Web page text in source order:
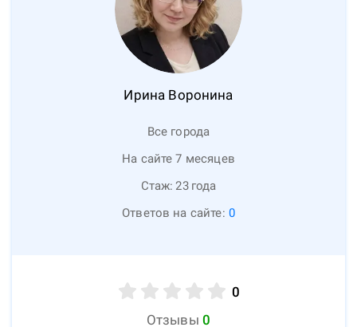
Ирина Воронина
Все города
На сайте 7 месяцев
Стаж: 23 года
Ответов на сайте: 0
0
Отзывы 0